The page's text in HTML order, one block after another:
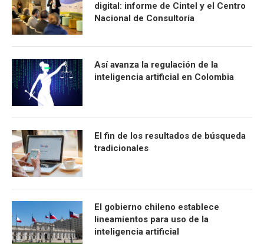
digital: informe de Cintel y el Centro
Nacional de Consultoría
Así avanza la regulación de la
inteligencia artificial en Colombia
El fin de los resultados de búsqueda
tradicionales
El gobierno chileno establece
lineamientos para uso de la
inteligencia artificial